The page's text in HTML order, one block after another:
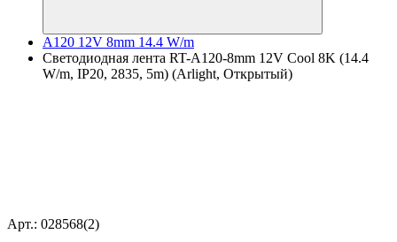
A120 12V 8mm 14.4 W/m
Светодиодная лента RT-A120-8mm 12V Cool 8K (14.4
W/m, IP20, 2835, 5m) (Arlight, Открытый)
Арт.: 028568(2)